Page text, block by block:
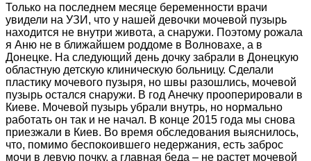
Только на последнем месяце беременности врачи
увидели на УЗИ, что у нашей девочки мочевой пузырь
находится не внутри живота, а снаружи. Поэтому рожала
я Аню не в ближайшем роддоме в Волновахе, а в
Донецке. На следующий день дочку забрали в Донецкую
областную детскую клиническую больницу. Сделали
пластику мочевого пузыря, но швы разошлись, мочевой
пузырь остался снаружи. В год Анечку прооперировали в
Киеве. Мочевой пузырь убрали внутрь, но нормально
работать он так и не начал. В конце 2015 года мы снова
приезжали в Киев. Во время обследования выяснилось,
что, помимо беспокоившего недержания, есть заброс
мочи в левую почку, а главная беда – не растет мочевой